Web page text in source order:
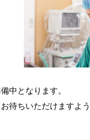
中となります。
待ちいただけますよ